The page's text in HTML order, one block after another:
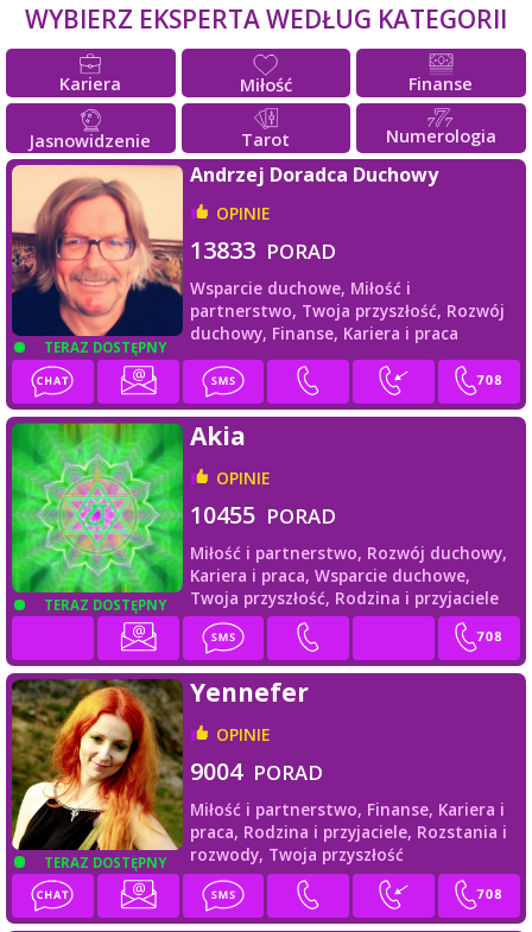
WYBIERZ EKSPERTA WEDŁUG KATEGORII
Kariera Miłość Finanse
Jasnowidzenie Tarot Numerologia
TERAZ DOSTĘPNY
Andrzej Doradca Duchowy
OPINIE
13833 PORAD
Wsparcie duchowe, Miłość i
partnerstwo, Twoja przyszłość, Rozwój
duchowy, Finanse, Kariera i praca
TERAZ DOSTĘPNY
Akia
OPINIE
10455 PORAD
Miłość i partnerstwo, Rozwój duchowy,
Kariera i praca, Wsparcie duchowe,
Twoja przyszłość, Rodzina i przyjaciele
TERAZ DOSTĘPNY
Yennefer
OPINIE
9004 PORAD
Miłość i partnerstwo, Finanse, Kariera i
praca, Rodzina i przyjaciele, Rozstania i
rozwody, Twoja przyszłość